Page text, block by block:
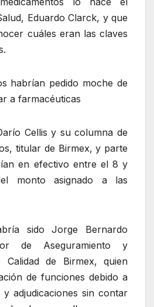
Eduardo Clarck, y que
cuáles eran las claves
habrían pedido moche de
a farmacéuticas
Cellis y su columna de
titular de Birmex, y parte
en efectivo entre el 8 y
monto asignado a las
sido Jorge Bernardo
de Aseguramiento y
Calidad de Birmex, quien
de funciones debido a
adjudicaciones sin contar